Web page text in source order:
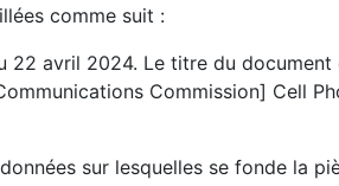
comme suit :
22 avril 2024. Le titre du document
Commission] Cell
sur lesquelles se fonde la